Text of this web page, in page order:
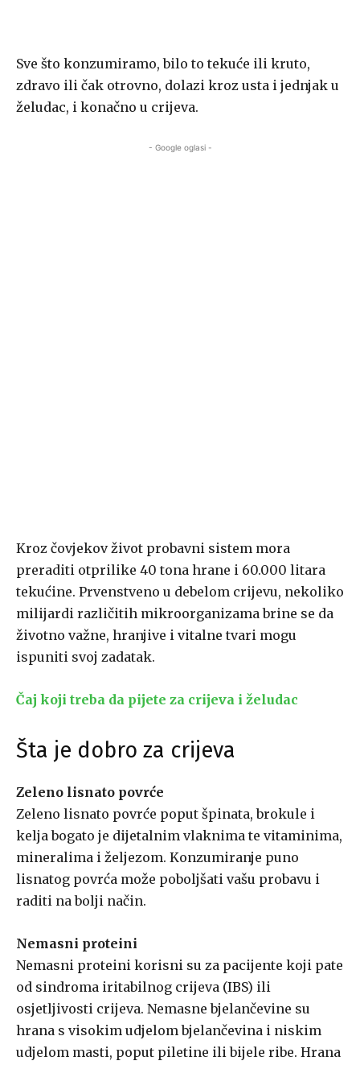
Sve što konzumiramo, bilo to tekuće ili kruto,
zdravo ili čak otrovno, dolazi kroz usta i jednjak u
želudac, i konačno u crijeva.
- Google oglasi -
Kroz čovjekov život probavni sistem mora
preraditi otprilike 40 tona hrane i 60.000 litara
tekućine. Prvenstveno u debelom crijevu, nekoliko
milijardi različitih mikroorganizama brine se da
životno važne, hranjive i vitalne tvari mogu
ispuniti svoj zadatak.
Čaj koji treba da pijete za crijeva i želudac
Šta je dobro za crijeva
Zeleno lisnato povrće
Zeleno lisnato povrće poput špinata, brokule i
kelja bogato je dijetalnim vlaknima te vitaminima,
mineralima i željezom. Konzumiranje puno
lisnatog povrća može poboljšati vašu probavu i
raditi na bolji način.
Nemasni proteini
Nemasni proteini korisni su za pacijente koji pate
od sindroma iritabilnog crijeva (IBS) ili
osjetljivosti crijeva. Nemasne bjelančevine su
hrana s visokim udjelom bjelančevina i niskim
udjelom masti, poput piletine ili bijele ribe. Hrana